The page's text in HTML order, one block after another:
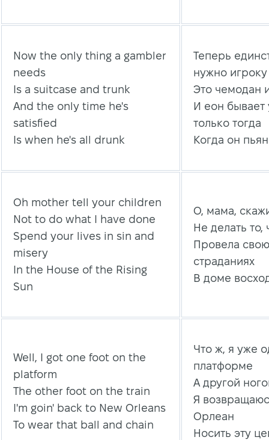
Now the only thing a gambler
needs
Is a suitcase and trunk
And the only time he's
satisfied
Is when he's all drunk
Теперь
нужно игроку
Это чемодан
И еон бывает
только тогда
Когда он пьян
Oh mother tell your children
Not to do what I have done
Spend your lives in sin and
misery
In the House of the Rising
Sun
О, мама,
Не делать то,
Провела
страданиях
В доме
Well, I got one foot on the
platform
The other foot on the train
I'm goin' back to New Orleans
To wear that ball and chain
Что ж, я уже
платформе
А другой
Я
Орлеан
Носить эту